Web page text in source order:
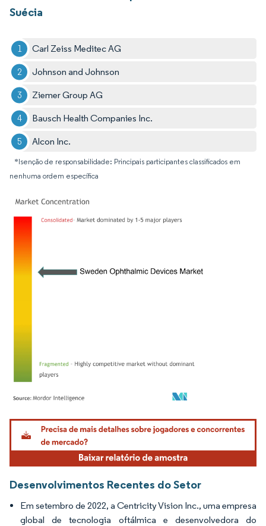
Suécia
Carl Zeiss Meditec AG
Johnson and Johnson
Ziemer Group AG
Bausch Health Companies Inc.
Alcon Inc.
*Isenção de responsabilidade: Principais participantes classificados em
nenhuma ordem específica
Imagem © Mordor Intelligence. O reuso requer atribuição conforme CC BY 4.0.
Desenvolvimentos Recentes do Setor
Em setembro de 2022, a Centricity Vision Inc., uma empresa
global de tecnologia oftálmica e desenvolvedora do